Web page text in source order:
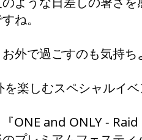
ね。
外で過ごすのも気持ち
を楽しむスペシャルイ
ONE and ONLY -